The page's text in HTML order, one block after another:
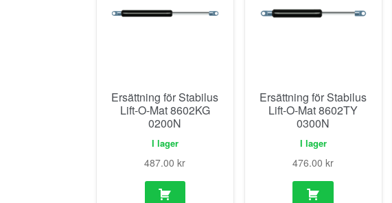
Ersättning för Stabilus
Lift-O-Mat 8602KG
0200N
I lager
487.00kr
Ersättning för Stabilus
Lift-O-Mat 8602TY
0300N
I lager
476.00kr